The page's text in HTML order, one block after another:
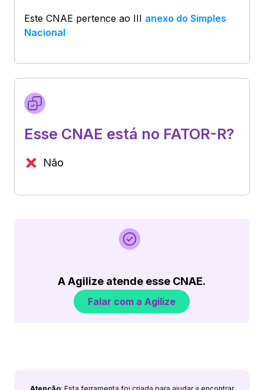
Este CNAE pertence ao III anexo do Simples
Nacional
Esse CNAE está no FATOR-R?
Não
A Agilize atende esse CNAE.
Falar com a Agilize